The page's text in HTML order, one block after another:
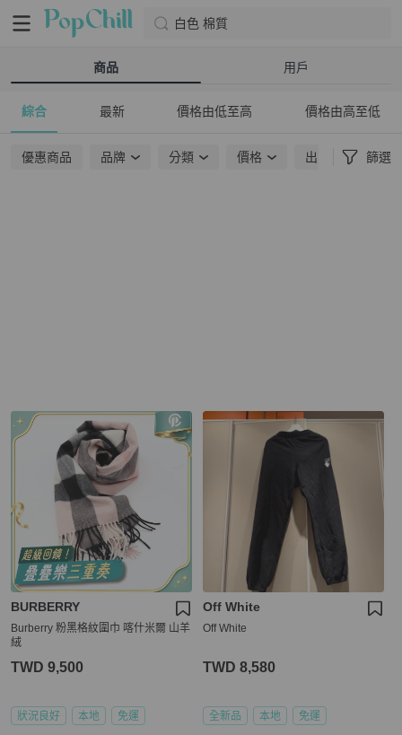
白色 棉質
商品 用戶
綜合 最新 價格由低至高 價格由高至低
優惠商品 品牌 分類 價格 出貨地點 篩選
BURBERRY
Burberry 粉黑格紋圍巾 喀什米爾 山羊
絨
TWD 9,500
狀況良好 本地 免運
Off White
Off White
TWD 8,580
全新品 本地 免運